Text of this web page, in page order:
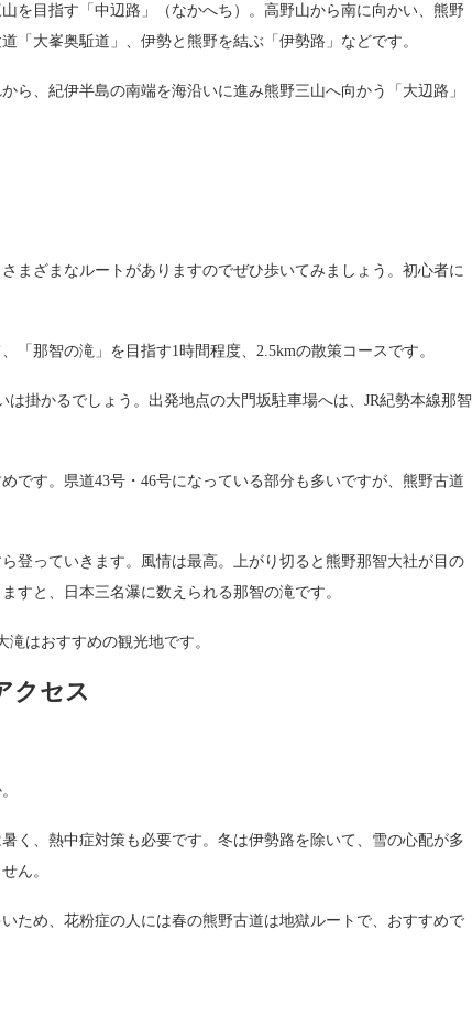
を目指す「中辺路」（なかへち）。高野山から南に向かい、熊野
「大峯奥駈道」、伊勢と熊野を結ぶ「伊勢路」などです。
ら、紀伊半島の南端を海沿いに進み熊野三山へ向かう「大辺路」
まざまなルートがありますのでぜひ歩いてみましょう。初心者に
「那智の滝」を目指す1時間程度、2.5kmの散策コースです。
掛かるでしょう。出発地点の大門坂駐車場へは、JR紀勢本線那智
です。県道43号・46号になっている部分も多いですが、熊野古道
登っていきます。風情は最高。上がり切ると熊野那智大社が目の
すと、日本三名瀑に数えられる那智の滝です。
はおすすめの観光地です。
クセス
く、熱中症対策も必要です。冬は伊勢路を除いて、雪の心配が多
ん。
ため、花粉症の人には春の熊野古道は地獄ルートで、おすすめで